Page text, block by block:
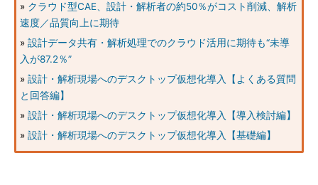
» クラウド型CAE、設計・解析者の約50％がコスト削減、解析
速度／品質向上に期待
» 設計データ共有・解析処理でのクラウド活用に期待も“未導
入が87.2％”
» 設計・解析現場へのデスクトップ仮想化導入【よくある質問
と回答編】
» 設計・解析現場へのデスクトップ仮想化導入【導入検討編】
» 設計・解析現場へのデスクトップ仮想化導入【基礎編】